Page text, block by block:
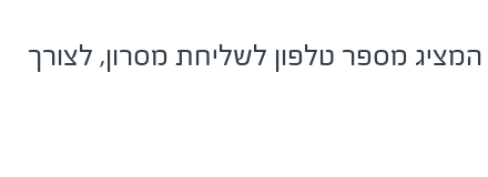
מספר טלפון לשליחת מסרון, לצורך